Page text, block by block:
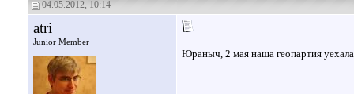
04.05.2012, 10:14
atri
Junior Member
Юраныч, 2 мая наша геопартия